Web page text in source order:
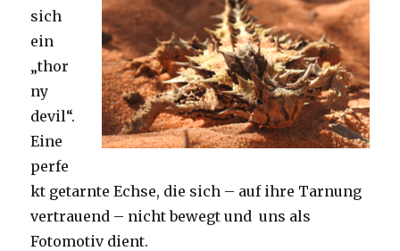
sich
ein
„thor
ny
devil“.
Eine
perfe
kt getarnte Echse, die sich – auf ihre Tarnung
vertrauend – nicht bewegt und uns als
Fotomotiv dient.